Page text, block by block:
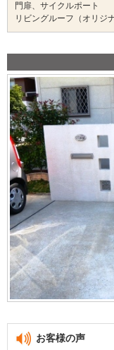
門扉、サイクルポート
リビングルーフ（オリジナ
お客様の声